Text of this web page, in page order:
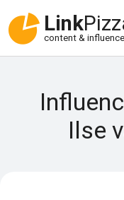
Link
content &
Ilse